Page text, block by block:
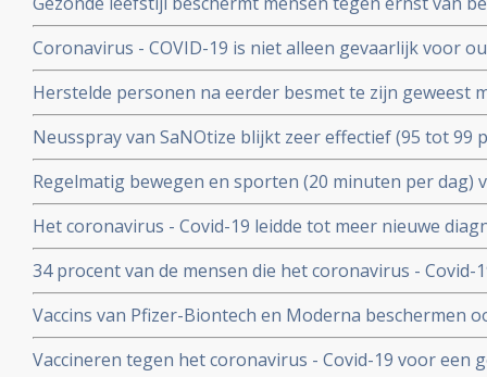
- Covid-19. Blijkt uit groot Engels bevolkingsonderzoek
Coronavirus - COVID-19 is niet alleen gevaarlijk voor
volwassenen van middelbare leeftijd blijkt uit grote
Herstelde personen na eerder besmet te zijn geweest
waren niet besmettelijk voor anderen blijkt uit
professionele basketballers en personeel.
Neusspray van SaNOtize blijkt zeer effectief (95 tot 99
met het coronavirus - Covid-19 zowel bij lichte als
Regelmatig bewegen en sporten (20 minuten per
en leidt tot minder ziekenhuisopnames en sterfte door
Het coronavirus - Covid-19 leidde tot meer nieuwe
uitzaaiingen dan gebruikelijk. Ook werden
uitgesteld en onderbroken
34 procent van de mensen die het coronavirus -
problemen en werd een neurologische of
Vaccins van Pfizer-Biontech en Moderna beschermen
coronavirus aan anderen. Wie is gevaccineerd blijkt
anderen over te dragen
Vaccineren tegen het coronavirus - Covid-19 voor een